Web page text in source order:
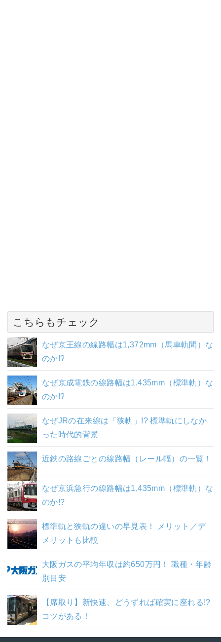
こちらもチェック
なぜ京王線の線路幅は1,372mm（馬車軌間）な
のか!?
なぜ京成電鉄の線路幅は1,435mm（標準軌）な
のか!?
なぜJRの在来線は「狭軌」!? 標準軌にしなか
った時代的背景
近鉄の路線ごとの線路幅（レール幅）の一覧！
なぜ京浜急行の線路幅は1,435mm（標準軌）な
のか!?
標準軌と狭軌の違いの早見表！ メリット／デ
メリットも比較
大阪ガスの平均年収は約650万円！ 職種・年齢
別目安
【席取り】新快速、どうずれば確実に座れる!?
コツがある！